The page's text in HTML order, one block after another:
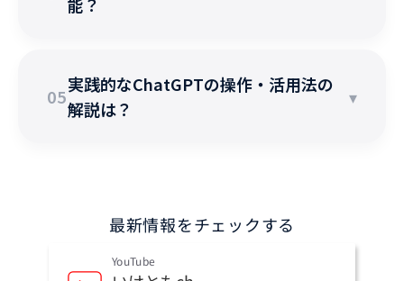
05
実践的なChatGPTの操作・活用法の
解説は？
▾
最新情報をチェックする
YouTube